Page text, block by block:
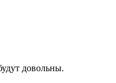
довольны.